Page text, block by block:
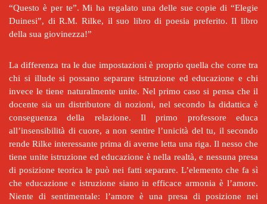
“Questo è per te”. Mi ha regalato una delle sue copie di “Elegie
Duinesi”, di R.M. Rilke, il suo libro di poesia preferito. Il libro
della sua giovinezza!”
La differenza tra le due impostazioni è proprio quella che corre tra
chi si illude si possano separare istruzione ed educazione e chi
invece le tiene naturalmente unite. Nel primo caso si pensa che il
docente sia un distributore di nozioni, nel secondo la didattica è
conseguenza della relazione. Il primo professore educa
all’insensibilità di cuore, a non sentire l’unicità del tu, il secondo
rende Rilke interessante prima di averne letta una riga. Il nesso che
tiene unite istruzione ed educazione è nella realtà, e nessuna presa
di posizione teorica le può nei fatti separare. L’elemento che fa sì
che educazione e istruzione siano in efficace armonia è l’amore.
Niente di sentimentale: l’amore è una presa di posizione nei